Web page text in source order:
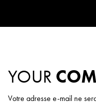
YOUR
Votre adresse e-mail ne